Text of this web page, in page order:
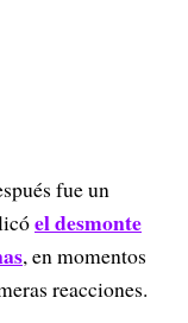
fue un
el desmonte
, en momentos
reacciones.